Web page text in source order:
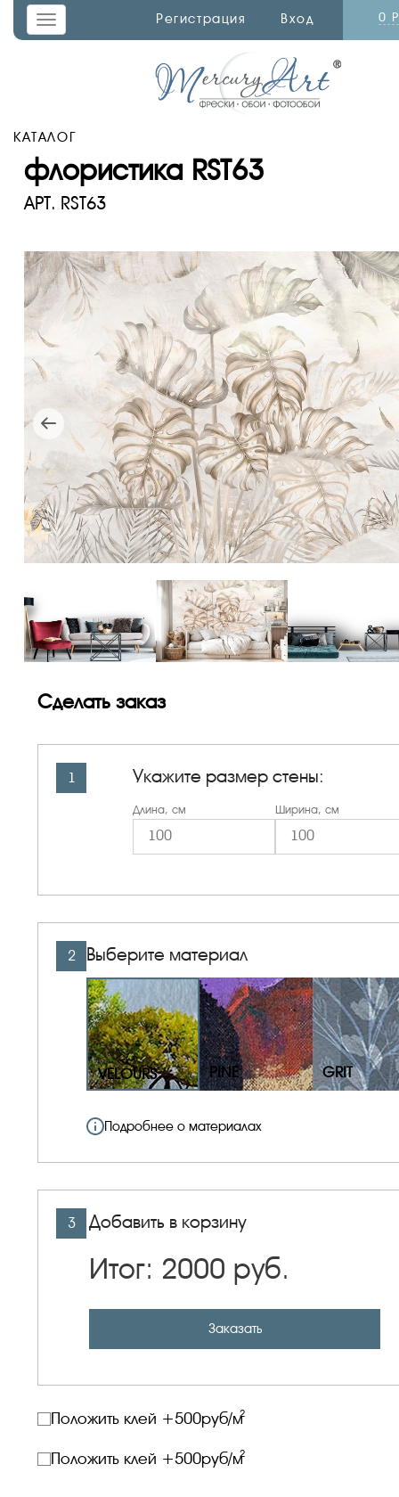
Регистрация Вход 0
Toggle
navigation
КАТАЛОГ
флористика RST63
АРТ. RST63
Сделать заказ
1 Укажите размер стены:
Длина, см Ширина, см
2 Выберите материал
VELOURS PINE GRIT
Подробнее о материалах
3 Добавить в корзину
Итог: 2000 руб.
Заказать
Положить клей +500руб/м2
Положить клей +500руб/м2